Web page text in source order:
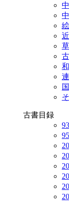
古書目録